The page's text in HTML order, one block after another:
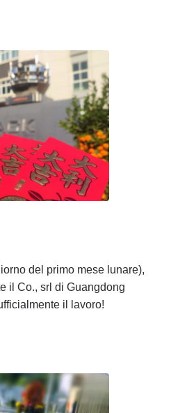
del primo mese lunare),
il Co., srl di Guangdong
il lavoro!